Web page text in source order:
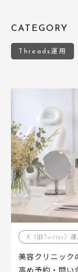
CATEGORY
Threads運用
X（旧Twitter）運
美容クリニック